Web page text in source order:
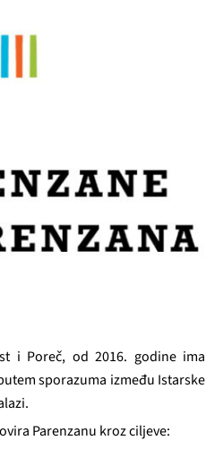
i Poreč, od 2016. godine ima
sporazuma između Istarske
Parenzanu kroz ciljeve: